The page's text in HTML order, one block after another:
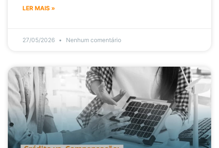
LER MAIS »
27/05/2026 Nenhum comentário